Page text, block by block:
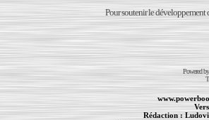
Pour soutenir le développement
Powered
Rédaction :